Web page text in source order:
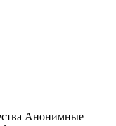
Анонимные